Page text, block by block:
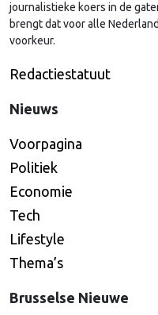
journalistieke koers in de
brengt dat voor alle
voorkeur.
Redactiestatuut
Nieuws
Voorpagina
Politiek
Economie
Tech
Lifestyle
Thema’s
Brusselse Nieuwe